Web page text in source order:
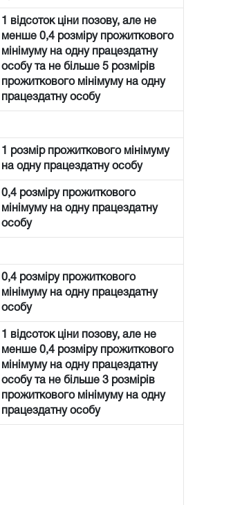
1 відсоток ціни позову, але не
менше 0,4 розміру прожиткового
мінімуму на одну працездатну
особу та не більше 5 розмірів
прожиткового мінімуму на одну
працездатну особу
1 розмір прожиткового мінімуму
на одну працездатну особу
0,4 розміру прожиткового
мінімуму на одну працездатну
особу
0,4 розміру прожиткового
мінімуму на одну працездатну
особу
1 відсоток ціни позову, але не
менше 0,4 розміру прожиткового
мінімуму на одну працездатну
особу та не більше 3 розмірів
прожиткового мінімуму на одну
працездатну особу